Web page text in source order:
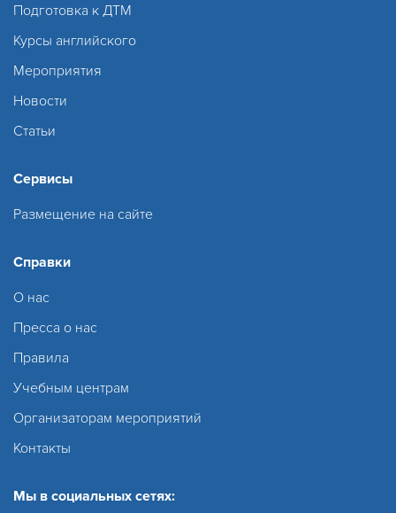
Подготовка к ДТМ
Курсы английского
Мероприятия
Новости
Статьи
Сервисы
Размещение на сайте
Справки
О нас
Пресса о нас
Правила
Учебным центрам
Организаторам мероприятий
Контакты
Мы в социальных сетях: